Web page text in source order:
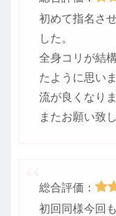
初めて指名さ
した。
全身コリが結
たように思い
流が良くなり
またお願い致
総合評価：
初回同様今回